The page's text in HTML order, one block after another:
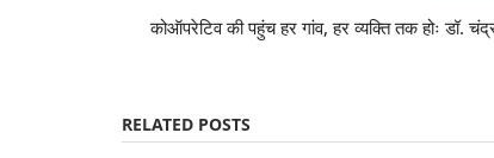
कोऑपरेटिव की पहुंच हर गांव, हर व्यक्ति तक होः डॉ.
RELATED POSTS